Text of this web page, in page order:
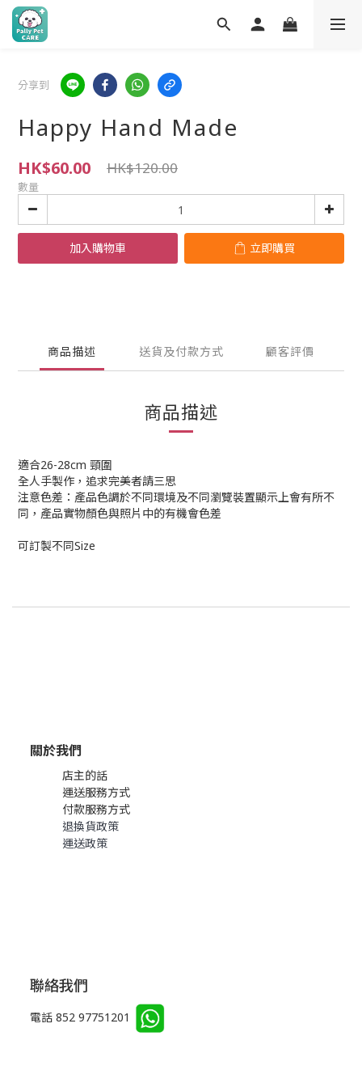
分享到
Happy Hand Made
HK$60.00 HK$120.00
數量
加入購物車 立即購買
商品描述 送貨及付款方式 顧客評價
商品描述
適合26-28cm 頸圍
全人手製作，追求完美者請三思
注意色差：產品色調於不同環境及不同瀏覽裝置顯示上會有所不
同，產品實物顏色與照片中的有機會色差
可訂製不同Size
關於我們
店主的話
運送服務方式
付款服務方式
退換貨政策
運送政策
聯絡我們
電話 852 97751201